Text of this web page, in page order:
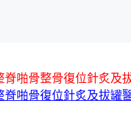
脊啪骨整骨復位針炙及
脊啪骨復位針炙及拔罐